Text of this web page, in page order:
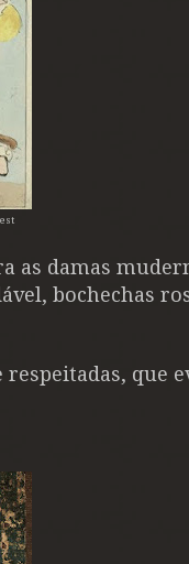
as damas
bochechas
respeitadas, que